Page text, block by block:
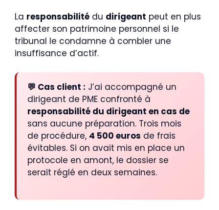
La responsabilité du dirigeant peut en plus
affecter son patrimoine personnel si le
tribunal le condamne à combler une
insuffisance d’actif.
💬 Cas client : J’ai accompagné un
dirigeant de PME confronté à
responsabilité du dirigeant en cas de
sans aucune préparation. Trois mois
de procédure, 4 500 euros de frais
évitables. Si on avait mis en place un
protocole en amont, le dossier se
serait réglé en deux semaines.